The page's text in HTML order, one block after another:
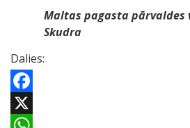
Maltas pagasta
Skudra
Dalies:
Facebook
X